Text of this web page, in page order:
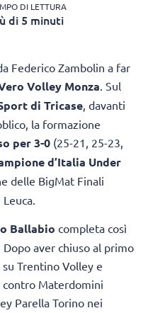
DI LETTURA
di 5 minuti
Federico Zambolin a far
Volley Monza. Sul
di Tricase, davanti
la formazione
per 3-0 (25-21, 25-23,
d’Italia Under
delle BigMat Finali
Ballabio completa così
aver chiuso al primo
Trentino Volley e
contro Materdomini
Parella Torino nei